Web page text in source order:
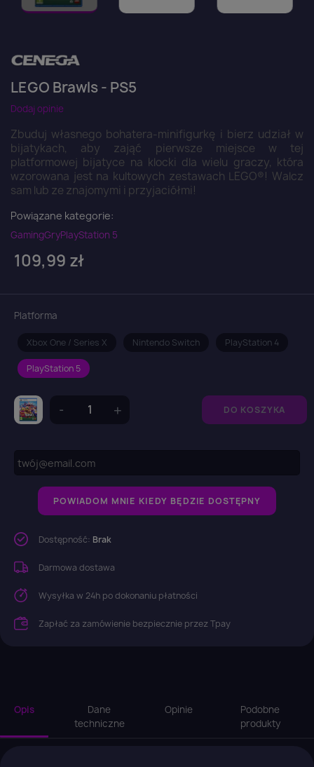
LEGO Brawls - PS5
Dodaj opinie
Zbuduj własnego bohatera-minifigurkę i bierz udział w
bijatykach, aby zająć pierwsze miejsce w tej
platformowej bijatyce na klocki dla wielu graczy, która
wzorowana jest na kultowych zestawach LEGO®! Walcz
sam lub ze znajomymi i przyjaciółmi!
Powiązane kategorie:
GamingGryPlayStation 5
109,99 zł
Platforma
Xbox One / Series X Nintendo Switch PlayStation 4
PlayStation 5
DO KOSZYKA
POWIADOM MNIE KIEDY BĘDZIE DOSTĘPNY
Dostępność: Brak
Darmowa dostawa
Wysyłka w 24h po dokonaniu płatności
Zapłać za zamówienie bezpiecznie przez Tpay
Opis
Dane
techniczne
Opinie
Podobne
produkty